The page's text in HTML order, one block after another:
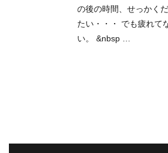
の後の時間、せっかく
たい・・・ でも疲れて
い。 &nbsp …